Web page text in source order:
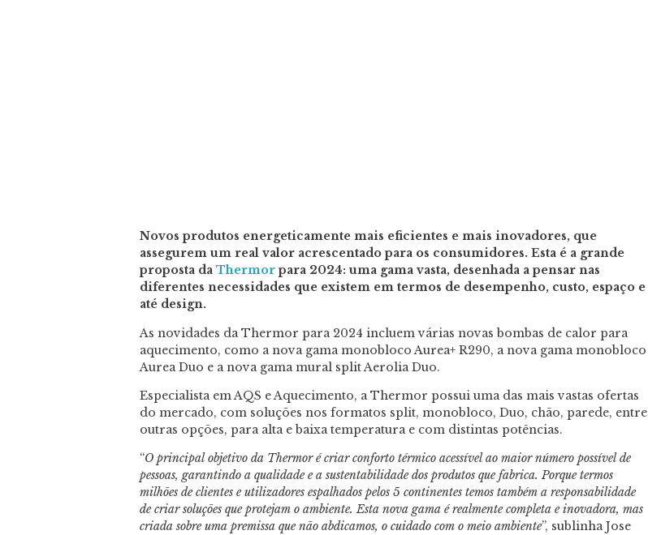
Novos produtos energeticamente mais eficientes e mais inovadores, que
assegurem um real valor acrescentado para os consumidores. Esta é a grande
proposta da Thermor para 2024: uma gama vasta, desenhada a pensar nas
diferentes necessidades que existem em termos de desempenho, custo, espaço e
até design.
As novidades da Thermor para 2024 incluem várias novas bombas de calor para
aquecimento, como a nova gama monobloco Aurea+ R290, a nova gama monobloco
Aurea Duo e a nova gama mural split Aerolia Duo.
Especialista em AQS e Aquecimento, a Thermor possui uma das mais vastas ofertas
do mercado, com soluções nos formatos split, monobloco, Duo, chão, parede, entre
outras opções, para alta e baixa temperatura e com distintas potências.
“O principal objetivo da Thermor é criar conforto térmico acessível ao maior número possível de
pessoas, garantindo a qualidade e a sustentabilidade dos produtos que fabrica. Porque termos
milhões de clientes e utilizadores espalhados pelos 5 continentes temos também a responsabilidade
de criar soluções que protejam o ambiente. Esta nova gama é realmente completa e inovadora, mas
criada sobre uma premissa que não abdicamos, o cuidado com o meio ambiente”, sublinha Jose